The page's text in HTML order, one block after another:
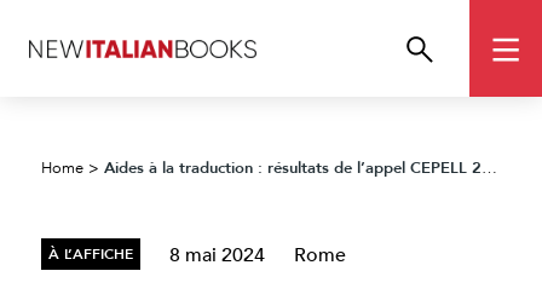
Home >Aides à la traduction : résultats de l’appel CEPELL 2023
À L’AFFICHE 8 mai 2024 Rome